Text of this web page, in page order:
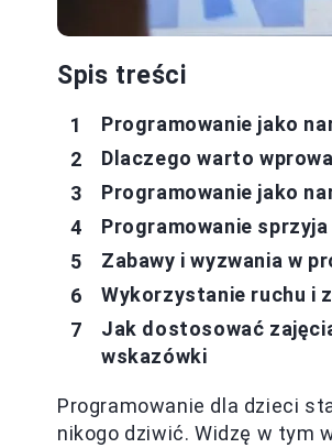
Spis treści
Programowanie jako
Dlaczego warto
Programowanie jako
Programowanie
Zabawy i wyzwania w
Wykorzystanie ruchu i
Jak dostosować
wskazówki
Programowanie dla dzieci
nikogo dziwić. Widzę w tym